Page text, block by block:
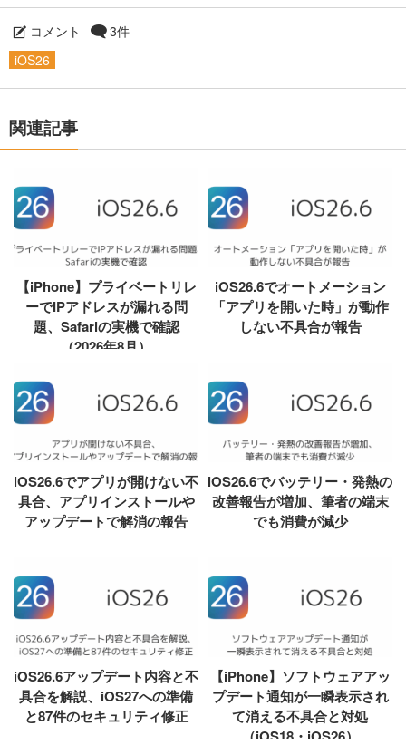
コメント
3件
iOS26
関連記事
【iPhone】プライベートリレ
ーでIPアドレスが漏れる問
題、Safariの実機で確認
（2026年8月）
iOS26.6でオートメーション
「アプリを開いた時」が動作
しない不具合が報告
iOS26.6でアプリが開けない不
具合、アプリインストールや
アップデートで解消の報告
iOS26.6でバッテリー・発熱の
改善報告が増加、筆者の端末
でも消費が減少
iOS26.6アップデート内容と不
具合を解説、iOS27への準備
と87件のセキュリティ修正
【iPhone】ソフトウェアアッ
プデート通知が一瞬表示され
て消える不具合と対処
（iOS18・iOS26）